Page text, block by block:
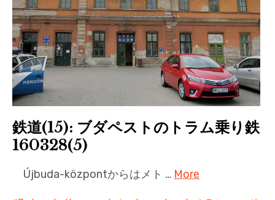
鉄道(15): ブダペストのトラム乗り鉄
160328(5)
Újbuda-központからはメト … More